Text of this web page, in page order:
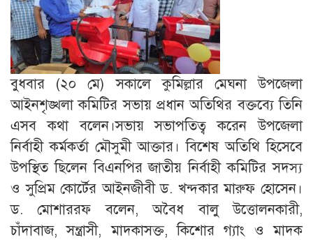
বুধবার (২০ মে) সকালে কুমিল্লার মেঘনা উপজেলা
আইনশৃঙ্খলা কমিটির সভায় প্রধান অতিথির বক্তব্যে তিনি
এসব কথা বলেন।সভায় সভাপতিত্ব করেন উপজেলা
নির্বাহী কর্মকর্তা মৌসুমী আক্তার। বিশেষ অতিথি হিসেবে
উপস্থিত ছিলেন বিএনপির জাতীয় নির্বাহী কমিটির সদস্য
ও সুপ্রিম কোর্টের আইনজীবী ড. খন্দকার মারুফ হোসেন।
ড. মোশাররফ বলেন, অবৈধ বালু উত্তোলনকারী,
চাঁদাবাজ, সন্ত্রাসী, মাদকাসক্ত, কিশোর গ্যাং ও মাদক